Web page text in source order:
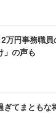
万円事務職
」の声も
てまともな